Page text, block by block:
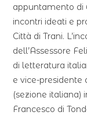
appuntamento di
incontri ideati e
Città di Trani.
dell’Assessore
di letteratura
e vice-presidente
(sezione italiana)
Francesco di